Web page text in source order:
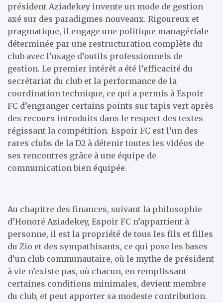
président Aziadekey invente un mode de gestion
axé sur des paradigmes nouveaux. Rigoureux et
pragmatique, il engage une politique managériale
déterminée par une restructuration complète du
club avec l’usage d’outils professionnels de
gestion. Le premier intérêt a été l’efficacité du
secrétariat du club et la performance de la
coordination technique, ce qui a permis à Espoir
FC d’engranger certains points sur tapis vert après
des recours introduits dans le respect des textes
régissant la compétition. Espoir FC est l’un des
rares clubs de la D2 à détenir toutes les vidéos de
ses rencontres grâce à une équipe de
communication bien équipée.
Au chapitre des finances, suivant la philosophie
d’Honoré Aziadekey, Espoir FC n’appartient à
personne, il est la propriété de tous les fils et filles
du Zio et des sympathisants, ce qui pose les bases
d’un club communautaire, où le mythe de président
à vie n’existe pas, où chacun, en remplissant
certaines conditions minimales, devient membre
du club, et peut apporter sa modeste contribution.